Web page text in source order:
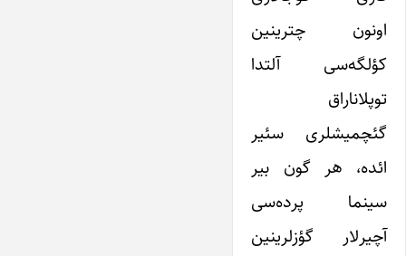
اونون چترینین
کؤلگه‌سی آلتدا
توپلاناراق
گئچمیشلری سئیر
ائده، هر گون بیر
سینما پرده‌سی
آچیرلار گؤزلرینین